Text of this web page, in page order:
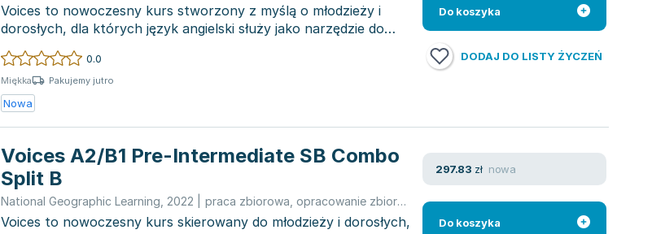
Voices to nowoczesny kurs stworzony z myślą o młodzieży i
dorosłych, dla których język angielski służy jako narzędzie do
odkrywani...
0.0
Miękka Pakujemy jutro
Nowa
Do koszyka
DODAJ DO LISTY ŻYCZEŃ
Voices A2/B1 Pre-Intermediate SB Combo
Split B
National Geographic Learning 2022 praca zbiorowa opracowanie zbiorowe ,Emily Bryson,Chris Tien Lee,Lee Christien
Voices to nowoczesny kurs skierowany do młodzieży i dorosłych,
297.83 zł nowa
Do koszyka